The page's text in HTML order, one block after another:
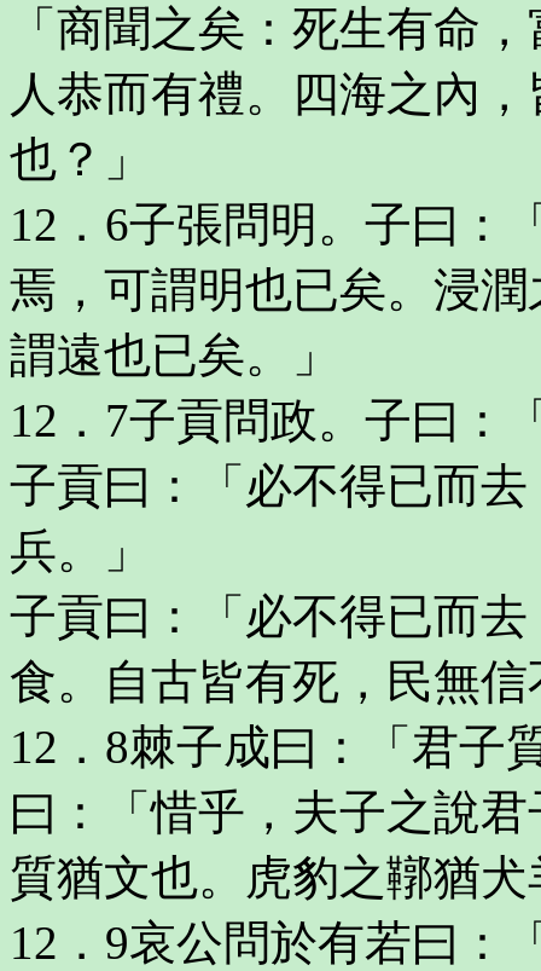
「商聞之矣：死生有命
人恭而有禮。四海之內
也？」
12．6子張問明。子曰：
焉，可謂明也已矣。浸
謂遠也已矣。」
12．7子貢問政。子曰：
子貢曰：「必不得已而
兵。」
子貢曰：「必不得已而
食。自古皆有死，民無
12．8棘子成曰：「君子
曰：「惜乎，夫子之說
質猶文也。虎豹之鞹猶
12．9哀公問於有若曰：